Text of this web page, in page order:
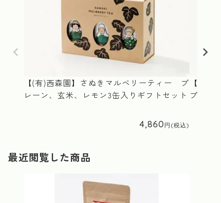
【(有)西森園】さぬきマルベリーティー プ
レーン、玄米、レモン3缶入りギフトセット
4,860
【(有)
プレー
最近閲覧した商品